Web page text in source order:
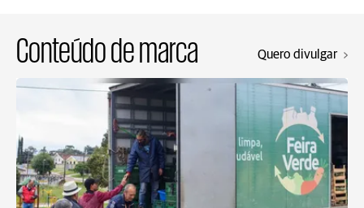
Conteúdo de marca Quero divulgar